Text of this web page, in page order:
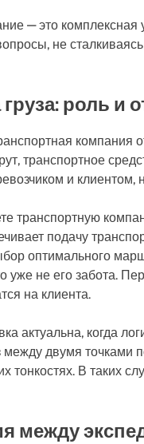
— это комплексная
не
роль и
компания
транспортное
и клиентом,
транспортную
подачу
оптимального
уже не его забота.
на клиента.
актуальна, когда
между двумя
тонкостях. В таких
между